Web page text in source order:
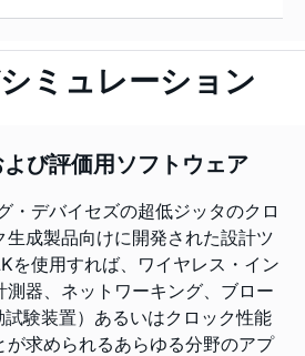
ミュレーション
よび評価用ソフトウェア
・デバイセズの超低ジッタのクロ
生成製品向けに開発された設計ツ
を使用すれば、ワイヤレス・イン
測器、ネットワーキング、ブロー
試験装置）あるいはクロック性能
が求められるあらゆる分野のアプ